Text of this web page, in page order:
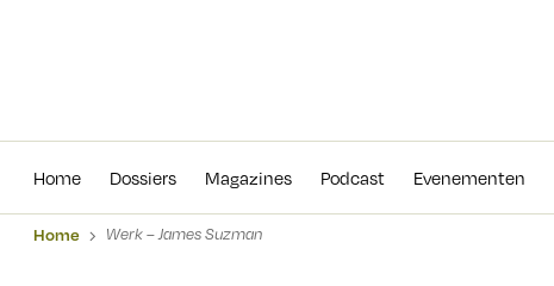
Home Dossiers Magazines Podcast Evenementen
Home Werk – James Suzman